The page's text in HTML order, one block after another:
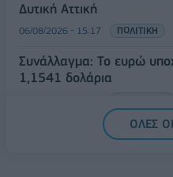
Δυτική Αττική
06/08/2026 - 15:17 ΠΟΛΙΤΙΚΗ
Συνάλλαγμα: Το ευρώ
1,1541 δολάρια
ΟΛΕΣ